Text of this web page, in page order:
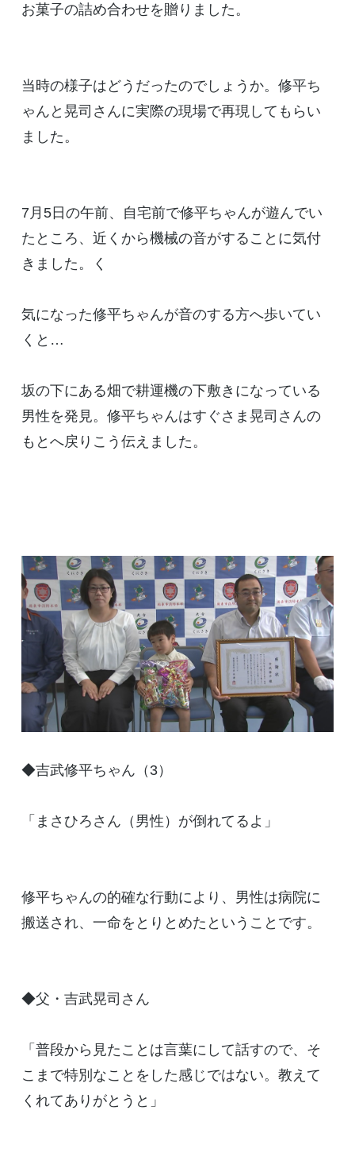
お菓子の詰め合わせを贈りました。
当時の様子はどうだったのでしょうか。修平ち
ゃんと晃司さんに実際の現場で再現してもらい
ました。
7月5日の午前、自宅前で修平ちゃんが遊んでい
たところ、近くから機械の音がすることに気付
きました。く
気になった修平ちゃんが音のする方へ歩いてい
くと…
坂の下にある畑で耕運機の下敷きになっている
男性を発見。修平ちゃんはすぐさま晃司さんの
もとへ戻りこう伝えました。
◆吉武修平ちゃん（3）
「まさひろさん（男性）が倒れてるよ」
修平ちゃんの的確な行動により、男性は病院に
搬送され、一命をとりとめたということです。
◆父・吉武晃司さん
「普段から見たことは言葉にして話すので、そ
こまで特別なことをした感じではない。教えて
くれてありがとうと」